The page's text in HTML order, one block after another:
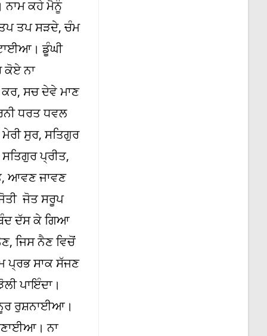
ਨਾਮ ਕਹੇ ਮੈਨੂੰ
ਤਪ ਸੜਦੇ, ਚੰਮ
ਡੂੰਘੀ
ਕੋਏ ਨਾ
ਸਚ ਦੇਵੇ ਮਾਣ
ਧਰਤ ਧਵਲ
ਸੁਰ, ਸਤਿਗੁਰ
ਪ੍ਰੀਤ,
ਆਵਣ ਜਾਵਣ
ਜੋਤ ਸਰੂਪ
ਦੱਸ ਕੇ ਗਿਆ
ਜਿਸ ਨੈਣ ਵਿਚੋਂ
ਪ੍ਰਭ ਸਾਕ ਸੱਜਣ
ਪਾਇੰਦਾ।
ਨੂਰ ਰੁਸ਼ਨਾਈਆ।
ਨਾ